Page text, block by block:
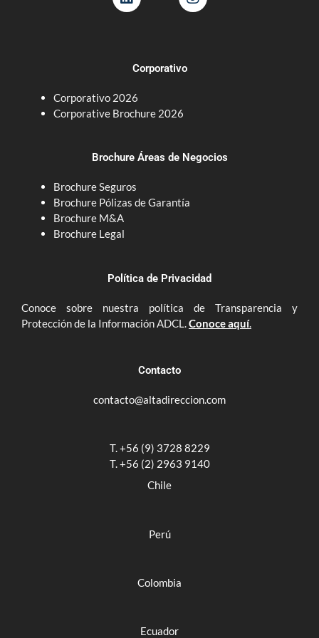
i
n
Corporativo
Corporativo 2026
Corporative Brochure 2026
Brochure Áreas de Negocios
Brochure Seguros
Brochure Pólizas de Garantía
Brochure M&A
Brochure Legal
Política de Privacidad
Conoce sobre nuestra política de Transparencia y
Protección de la Información ADCL. Conoce aquí.
Contacto
contacto@altadireccion.com
T. +56 (9) 3728 8229
T. +56 (2) 2963 9140
Chile
Perú
Colombia
Ecuador